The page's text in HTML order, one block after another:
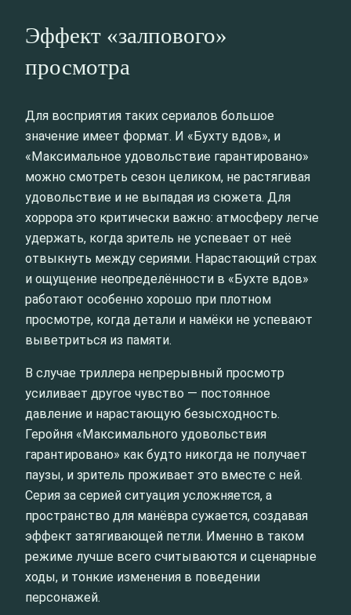
Эффект «залпового»
просмотра
Для восприятия таких сериалов большое
значение имеет формат. И «Бухту вдов», и
«Максимальное удовольствие гарантировано»
можно смотреть сезон целиком, не растягивая
удовольствие и не выпадая из сюжета. Для
хоррора это критически важно: атмосферу легче
удержать, когда зритель не успевает от неё
отвыкнуть между сериями. Нарастающий страх
и ощущение неопределённости в «Бухте вдов»
работают особенно хорошо при плотном
просмотре, когда детали и намёки не успевают
выветриться из памяти.
В случае триллера непрерывный просмотр
усиливает другое чувство — постоянное
давление и нарастающую безысходность.
Геройня «Максимального удовольствия
гарантировано» как будто никогда не получает
паузы, и зритель проживает это вместе с ней.
Серия за серией ситуация усложняется, а
пространство для манёвра сужается, создавая
эффект затягивающей петли. Именно в таком
режиме лучше всего считываются и сценарные
ходы, и тонкие изменения в поведении
персонажей.